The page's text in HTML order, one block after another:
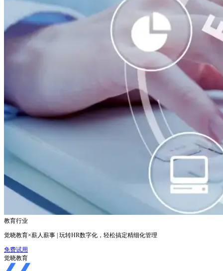
教育行业
觉晓教育×薪人薪事 | 玩转HR数字化，轻松搞定精细化管理
免费试用
觉晓教育